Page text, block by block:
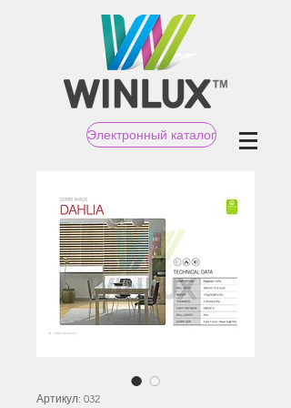
Электронный каталог
Артикул: 032